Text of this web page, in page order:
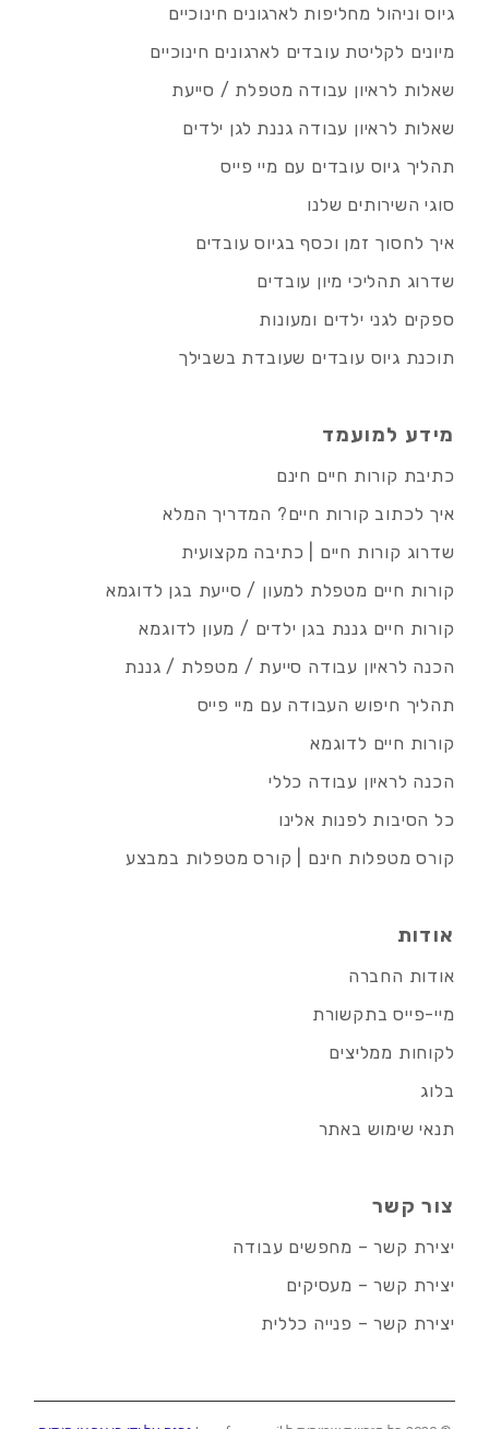
גיוס וניהול מחליפות לארגונים חינוכיים
מיונים לקליטת עובדים לארגונים חינוכיים
שאלות לראיון עבודה מטפלת / סייעת
שאלות לראיון עבודה גננת לגן ילדים
תהליך גיוס עובדים עם מיי פייס
סוגי השירותים שלנו
איך לחסוך זמן וכסף בגיוס עובדים
שדרוג תהליכי מיון עובדים
ספקים לגני ילדים ומעונות
תוכנת גיוס עובדים שעובדת בשבילך
מידע למועמד
כתיבת קורות חיים חינם
איך לכתוב קורות חיים? המדריך המלא
שדרוג קורות חיים | כתיבה מקצועית
קורות חיים מטפלת למעון / סייעת בגן לדוגמא
קורות חיים גננת בגן ילדים / מעון לדוגמא
הכנה לראיון עבודה סייעת / מטפלת / גננת
תהליך חיפוש העבודה עם מיי פייס
קורות חיים לדוגמא
הכנה לראיון עבודה כללי
כל הסיבות לפנות אלינו
קורס מטפלות חינם | קורס מטפלות במבצע
אודות
אודות החברה
מיי-פייס בתקשורת
לקוחות ממליצים
בלוג
תנאי שימוש באתר
צור קשר
יצירת קשר – מחפשים עבודה
יצירת קשר – מעסיקים
יצירת קשר – פנייה כללית